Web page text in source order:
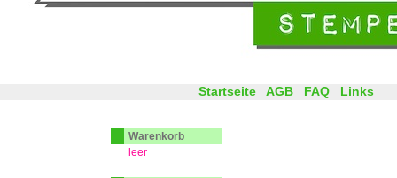
Startseite AGB FAQ Links
Warenkorb
leer